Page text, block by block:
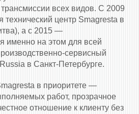
всех видов. С 2009
технический центр Smagresta в
а с 2015 —
именно на этом для всей
сервисный
в Санкт-Петербурге.
в приоритете —
работ, прозрачное
отношение к клиенту без